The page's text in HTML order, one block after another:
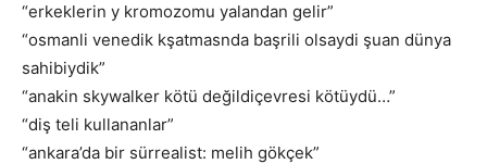
“erkeklerin y kromozomu yalandan gelir”
“osmanli venedik kşatmasnda başrili olsaydi şuan dünya
sahibiydik”
“anakin skywalker kötü değildiçevresi kötüydü…”
“diş teli kullananlar”
“ankara’da bir sürrealist: melih gökçek”